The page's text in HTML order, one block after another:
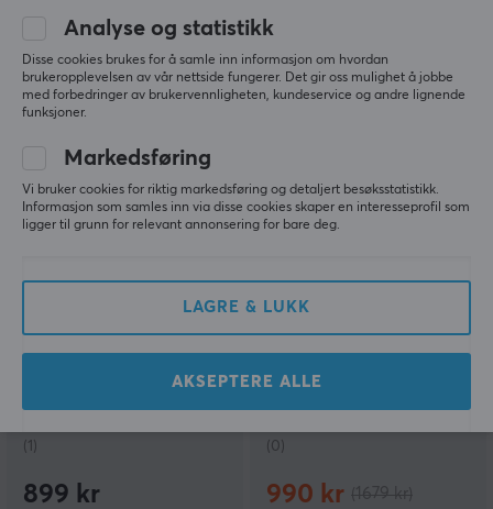
1249 kr
(1)
1249 kr
(1)
899 kr
(0)
990 kr
Analyse og statistikk
Disse cookies brukes for å samle inn informasjon om hvordan
brukeropplevelsen av vår nettside fungerer. Det gir oss mulighet å jobbe
med forbedringer av brukervennligheten, kundeservice og andre lignende
funksjoner.
Markedsføring
Vi bruker cookies for riktig markedsføring og detaljert besøksstatistikk.
Informasjon som samles inn via disse cookies skaper en interesseprofil som
ligger til grunn for relevant annonsering for bare deg.
LAGRE & LUKK
AKSEPTERE ALLE